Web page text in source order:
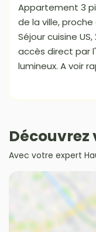
Appartement 3
de la ville,
Séjour cuisine
accès direct par
lumineux. A voir
Avec votre expert